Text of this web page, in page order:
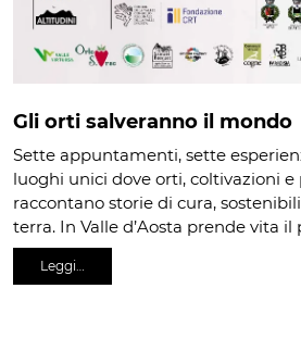
Gli orti salveranno il mondo
Sette appuntamenti, sette
luoghi unici dove orti, coltivazioni
raccontano storie di cura,
terra. In Valle d’Aosta prende vita
Leggi…